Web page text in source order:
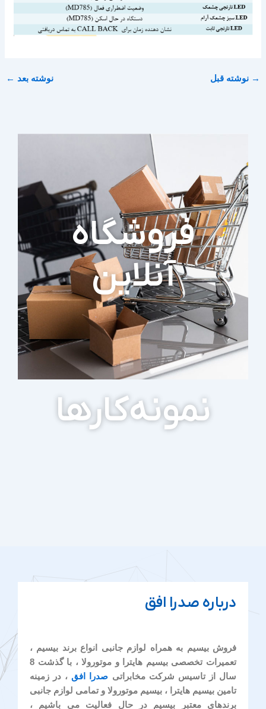
→ نوشته قبل نوشته بعد ←
فروشگاه
آنلاین
نمونه‌کارها
درباره صدرا افق
فروش بیسیم به همراه لوازم جانبی انواع برند بیسیم ،
تعمیرات تخصصی بیسیم هایترا و موتورولا ، با گذشت 8
سال از تاسیس شرکت مخابراتی صدرا افق ، در زمینه
تامین بیسیم هایترا ، بیسیم موتورولا و تمامی لوازم جانبی
برندهای معتبر بیسیم در حال فعالیت می باشیم ،